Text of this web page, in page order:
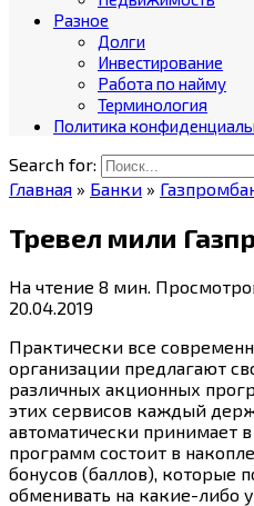
Разное
Долги
Инвестирование
Работа по найму
Терминология
Политика
Search for:
Главная » Банки »
Тревел мили
На чтение 8 мин.
20.04.2019
Практически все
организации предлагают
различных акционных
этих сервисов каждый
автоматически принимает в
программ состоит в
бонусов (баллов), которые
обменивать на какие-либо